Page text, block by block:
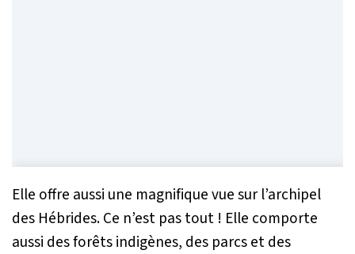
Elle offre aussi une magnifique vue sur l’archipel
des Hébrides. Ce n’est pas tout ! Elle comporte
aussi des forêts indigènes, des parcs et des